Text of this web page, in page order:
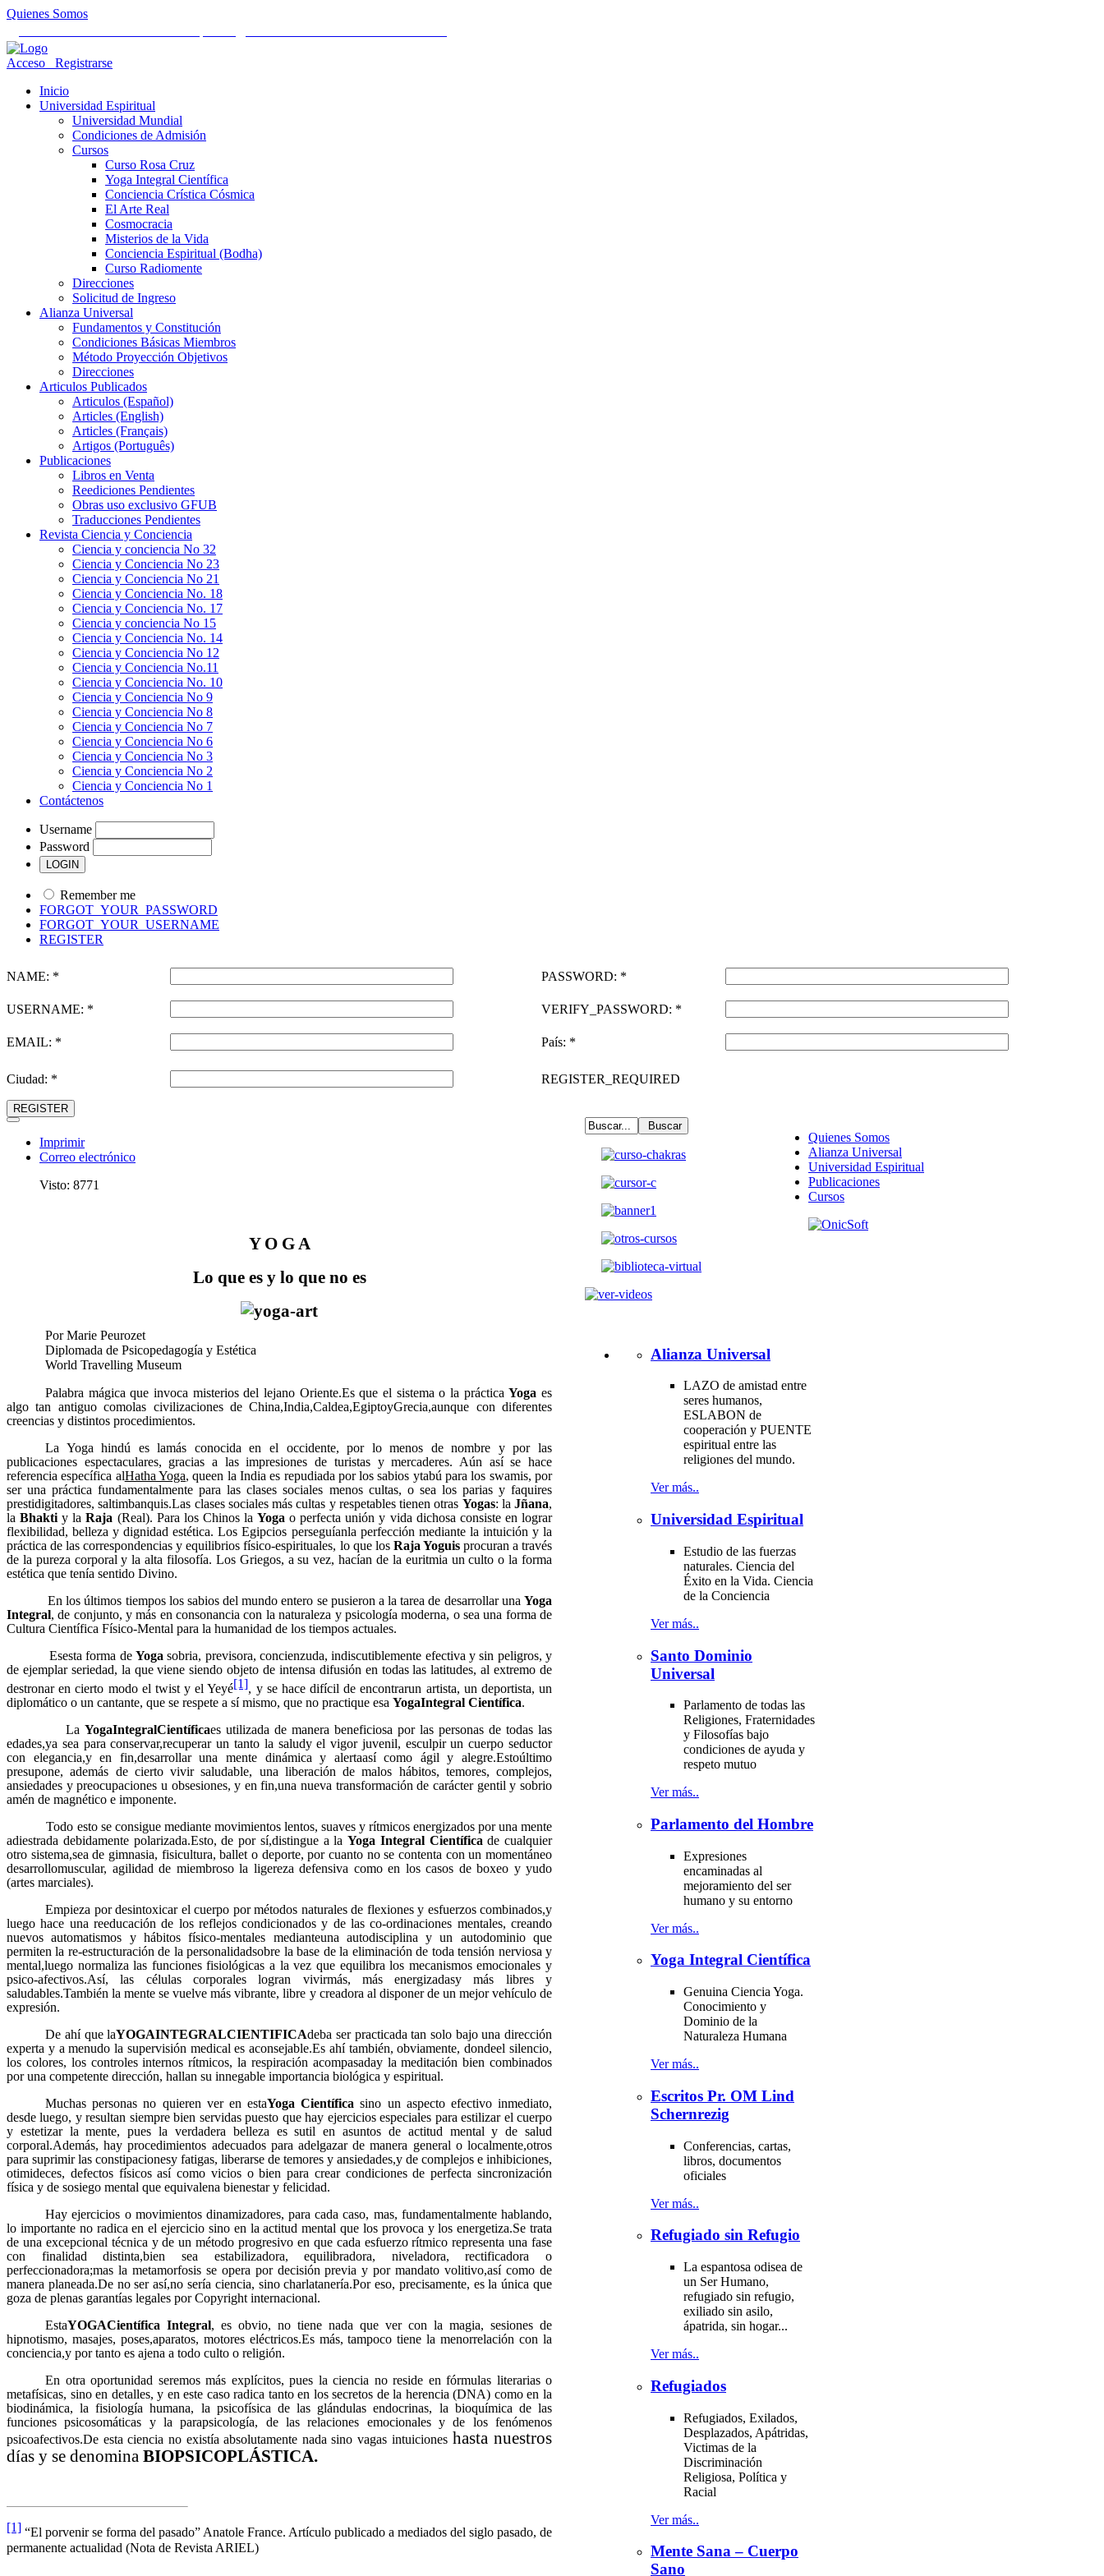
Quienes Somos
Acceso
Registrarse
Inicio
Universidad Espiritual
Universidad Mundial
Condiciones de Admisión
Cursos
Curso Rosa Cruz
Yoga Integral Científica
Conciencia Crística Cósmica
El Arte Real
Cosmocracia
Misterios de la Vida
Conciencia Espiritual (Bodha)
Curso Radiomente
Direcciones
Solicitud de Ingreso
Alianza Universal
Fundamentos y Constitución
Condiciones Básicas Miembros
Método Proyección Objetivos
Direcciones
Articulos Publicados
Articulos (Español)
Articles (English)
Articles (Français)
Artigos (Português)
Publicaciones
Libros en Venta
Reediciones Pendientes
Obras uso exclusivo GFUB
Traducciones Pendientes
Revista Ciencia y Conciencia
Ciencia y conciencia No 32
Ciencia y Conciencia No 23
Ciencia y Conciencia No 21
Ciencia y Conciencia No. 18
Ciencia y Conciencia No. 17
Ciencia y conciencia No 15
Ciencia y Conciencia No. 14
Ciencia y Conciencia No 12
Ciencia y Conciencia No.11
Ciencia y Conciencia No. 10
Ciencia y Conciencia No 9
Ciencia y Conciencia No 8
Ciencia y Conciencia No 7
Ciencia y Conciencia No 6
Ciencia y Conciencia No 3
Ciencia y Conciencia No 2
Ciencia y Conciencia No 1
Contáctenos
Username
Password
Remember me
FORGOT_YOUR_PASSWORD
FORGOT_YOUR_USERNAME
REGISTER
NAME: * PASSWORD: *
USERNAME: * VERIFY_PASSWORD: *
EMAIL: * País: *
Ciudad: * REGISTER_REQUIRED
REGISTER
Imprimir
Correo electrónico
Visto: 8771
Y O G A
Lo que es y lo que no es
Por Marie Peurozet
Diplomada de Psicopedagogía y Estética
World Travelling Museum
Palabra mágica que invoca misterios del lejano Oriente.Es que el sistema o la prácticaYoga es
algo tan antiguo comolas civilizaciones de China,India,Caldea,EgiptoyGrecia,aunque con diferentes
creencias y distintos procedimientos.
La Yoga hindú es lamás conocida en el occidente, por lo menos de nombre y por las
publicaciones espectaculares, gracias a las impresiones de turistas y mercaderes. Aún así se hace
referencia específica alHatha Yoga, queen la India es repudiada por los sabios ytabú para los swamis, por
ser una práctica fundamentalmente para las clases sociales menos cultas, o sea los parias y faquires
prestidigitadores, saltimbanquis.Las clases sociales más cultas y respetables tienen otras Yogas: la Jñana,
laBhakti y laRaja (Real). Para los Chinos laYoga o perfecta unión y vida dichosa consiste en lograr
flexibilidad, belleza y dignidad estética. Los Egipcios perseguíanla perfección mediante la intuición y la
práctica de las correspondencias y equilibrios físico-espirituales, lo que los Raja Yoguisprocuran a través
de la pureza corporal y la alta filosofía. Los Griegos, a su vez, hacían de la euritmia un culto o la forma
estética que tenía sentido Divino.
En los últimos tiempos los sabios del mundo entero se pusieron a la tarea de desarrollar una Yoga
Integral, de conjunto, y más en consonancia con la naturaleza y psicología moderna, o sea una forma de
Cultura Científica Físico-Mental para la humanidad de los tiempos actuales.
Esesta forma de Yoga sobria, previsora, concienzuda, indiscutiblemente efectiva y sin peligros, y
de ejemplar seriedad, la que viene siendo objeto de intensa difusión en todas las latitudes, al extremo de
destronar en cierto modo el twist y el Yeyé[1], y se hace difícil de encontrarun artista, un deportista, un
diplomático o un cantante, que se respete a sí mismo, que no practique esa YogaIntegral Científica.
La YogaIntegralCientíficaes utilizada de manera beneficiosa por las personas de todas las
edades,ya sea para conservar,recuperar un tanto la saludy el vigor juvenil, esculpir un cuerpo seductor
con elegancia,y en fin,desarrollar una mente dinámica y alertaasí como ágil y alegre.Estoúltimo
presupone, además de cierto vivir saludable, una liberación de malos hábitos, temores, complejos,
ansiedades y preocupaciones u obsesiones, y en fin,una nueva transformación de carácter gentil y sobrio
amén de magnético e imponente.
Todo esto se consigue mediante movimientos lentos, suaves y rítmicos energizados por una mente
adiestrada debidamente polarizada.Esto, de por sí,distingue a la Yoga Integral Científica de cualquier
otro sistema,sea de gimnasia, fisicultura, ballet o deporte, por cuanto no se contenta con un momentáneo
desarrollomuscular, agilidad de miembroso la ligereza defensiva como en los casos de boxeo y yudo
(artes marciales).
Empieza por desintoxicar el cuerpo por métodos naturales de flexiones y esfuerzos combinados,y
luego hace una reeducación de los reflejos condicionados y de las co-ordinaciones mentales, creando
nuevos automatismos y hábitos físico-mentales medianteuna autodisciplina y un autodominio que
permiten la re-estructuración de la personalidadsobre la base de la eliminación de toda tensión nerviosa y
mental,luego normaliza las funciones fisiológicas a la vez que equilibra los mecanismos emocionales y
psico-afectivos.Así, las células corporales logran vivirmás, más energizadasy más libres y
saludables.También la mente se vuelve más vibrante, libre y creadora al disponer de un mejor vehículo de
expresión.
De ahí que laYOGAINTEGRALCIENTIFICAdeba ser practicada tan solo bajo una dirección
experta y a menudo la supervisión medical es aconsejable.Es ahí también, obviamente, dondeel silencio,
los colores, los controles internos rítmicos, la respiración acompasaday la meditación bien combinados
por una competente dirección, hallan su innegable importancia biológica y espiritual.
Muchas personas no quieren ver en estaYoga Científica sino un aspecto efectivo inmediato,
desde luego, y resultan siempre bien servidas puesto que hay ejercicios especiales para estilizar el cuerpo
y estetizar la mente, pues la verdadera belleza es sutil en asuntos de actitud mental y de salud
corporal.Además, hay procedimientos adecuados para adelgazar de manera general o localmente,otros
para suprimir las constipacionesy fatigas, liberarse de temores y ansiedades,y de complejos e inhibiciones,
otimideces, defectos físicos así como vicios o bien para crear condiciones de perfecta sincronización
física y de sosiego mental que equivalena bienestar y felicidad.
Hay ejercicios o movimientos dinamizadores, para cada caso, mas, fundamentalmente hablando,
lo importante no radica en el ejercicio sino en la actitud mental que los provoca y los energetiza.Se trata
de una excepcional técnica y de un método progresivo en que cada esfuerzo rítmico representa una fase
con finalidad distinta,bien sea estabilizadora, equilibradora, niveladora, rectificadora o
perfeccionadora;mas la metamorfosis se opera por decisión previa y por mandato volitivo,así como de
manera planeada.De no ser así,no sería ciencia, sino charlatanería.Por eso, precisamente, es la única que
goza de plenas garantías legales por Copyright internacional.
EstaYOGACientífica Integral, es obvio, no tiene nada que ver con la magia, sesiones de
hipnotismo, masajes, poses,aparatos, motores eléctricos.Es más, tampoco tiene la menorrelación con la
conciencia,y por tanto es ajena a todo culto o religión.
En otra oportunidad seremos más explícitos, pues la ciencia no reside en fórmulas literarias o
metafísicas, sino en detalles, y en este caso radica tanto en los secretos de la herencia (DNA) como en la
biodinámica, la fisiología humana, la psicofísica de las glándulas endocrinas, la bioquímica de las
funciones psicosomáticas y la parapsicología, de las relaciones emocionales y de los fenómenos
psicoafectivos.De esta ciencia no existía absolutamente nada sino vagas intuicioneshasta nuestros
días y se denomina BIOPSICOPLÁSTICA.
[1] “El porvenir se forma del pasado” Anatole France. Artículo publicado a mediados del siglo pasado, de
permanente actualidad (Nota de Revista ARIEL)
Alianza Universal
LAZO de amistad entre
seres humanos,
ESLABON de
cooperación y PUENTE
espiritual entre las
religiones del mundo.
Ver más..
Universidad Espiritual
Estudio de las fuerzas
naturales. Ciencia del
Éxito en la Vida. Ciencia
de la Conciencia
Ver más..
Santo Dominio
Universal
Parlamento de todas las
Religiones, Fraternidades
y Filosofías bajo
condiciones de ayuda y
respeto mutuo
Ver más..
Parlamento del Hombre
Expresiones
encaminadas al
mejoramiento del ser
humano y su entorno
Ver más..
Yoga Integral Científica
Genuina Ciencia Yoga.
Conocimiento y
Dominio de la
Naturaleza Humana
Ver más..
Escritos Pr. OM Lind
Schernrezig
Conferencias, cartas,
libros, documentos
oficiales
Ver más..
Refugiado sin Refugio
La espantosa odisea de
un Ser Humano,
refugiado sin refugio,
exiliado sin asilo,
ápatrida, sin hogar...
Ver más..
Refugiados
Refugiados, Exilados,
Desplazados, Apátridas,
Victimas de la
Discriminación
Religiosa, Política y
Racial
Ver más..
Mente Sana – Cuerpo
Sano
Quienes Somos
Alianza Universal
Universidad Espiritual
Publicaciones
Cursos